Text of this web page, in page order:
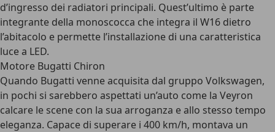
d’ingresso dei radiatori principali. Quest’ultimo è parte
integrante della monoscocca che integra il W16 dietro
l’abitacolo e permette l’installazione di una caratteristica
luce a LED.
Motore Bugatti Chiron
Quando Bugatti venne acquisita dal gruppo Volkswagen,
in pochi si sarebbero aspettati un’auto come la Veyron
calcare le scene con la sua arroganza e allo stesso tempo
eleganza. Capace di superare i 400 km/h, montava un